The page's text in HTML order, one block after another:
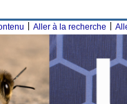
Aller à la recherche